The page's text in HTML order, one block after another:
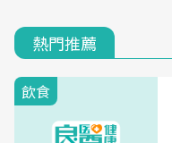
熱門推薦
飲食